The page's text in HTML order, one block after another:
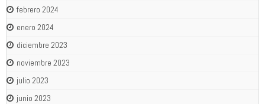
febrero 2024
enero 2024
diciembre 2023
noviembre 2023
julio 2023
junio 2023